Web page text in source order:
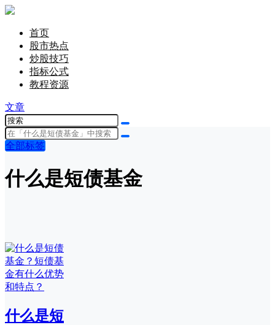
首页
股市热点
炒股技巧
指标公式
教程资源
文章
全部标签
什么是短债基金
什么是短